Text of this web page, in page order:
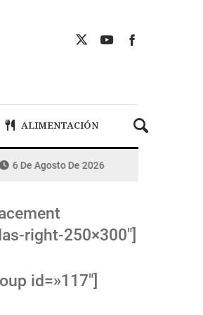
ALIMENTACIÓN
6 De Agosto De 2026 COMBUSTIBLES: la
right-250×300″]
id=»117″]